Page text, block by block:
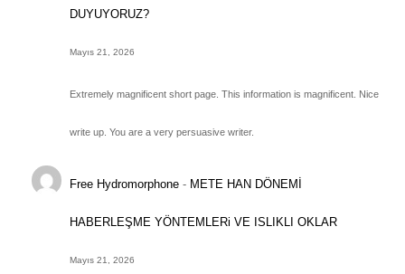
DUYUYORUZ?
Mayıs 21, 2026
Extremely magnificent short page. This information is magnificent. Nice
write up. You are a very persuasive writer.
Free Hydromorphone - METE HAN DÖNEMİ
HABERLEŞME YÖNTEMLERi VE ISLIKLI OKLAR
Mayıs 21, 2026